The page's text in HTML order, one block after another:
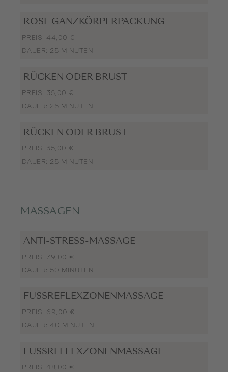
ROSE GANZKÖRPERPACKUNG
PREIS: 44,00 €
DAUER: 25 MINUTEN
RÜCKEN ODER BRUST
PREIS: 35,00 €
DAUER: 25 MINUTEN
RÜCKEN ODER BRUST
PREIS: 35,00 €
DAUER: 25 MINUTEN
MASSAGEN
ANTI-STRESS-MASSAGE
PREIS: 79,00 €
DAUER: 50 MINUTEN
FUSSREFLEXZONENMASSAGE
PREIS: 69,00 €
DAUER: 40 MINUTEN
FUSSREFLEXZONENMASSAGE
PREIS: 48,00 €